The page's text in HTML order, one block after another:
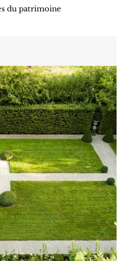
du patrimoine